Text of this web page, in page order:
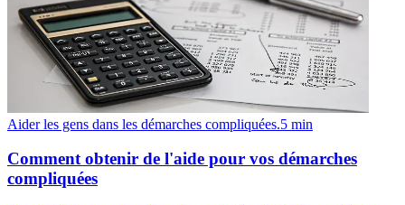
Aider les gens dans les démarches compliquées.5 min
Comment obtenir de l'aide pour vos démarches
compliquées